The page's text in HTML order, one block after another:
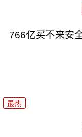
766亿买不来安
最热